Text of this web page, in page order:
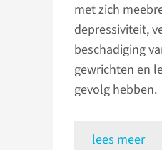
met zich
depressiviteit,
beschadiging
gewrichten en
gevolg hebben.
lees meer